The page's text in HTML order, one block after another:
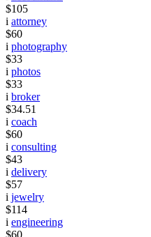
$105
i attorney
$60
i photography
$33
i photos
$33
i broker
$34.51
i coach
$60
i consulting
$43
i delivery
$57
i jewelry
$114
i engineering